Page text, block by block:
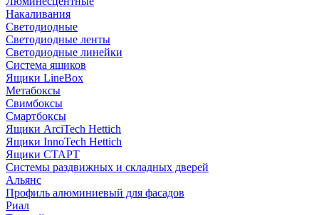
Накаливания
Светодиодные
Светодиодные ленты
Светодиодные линейки
Система ящиков
Ящики LineBox
Метабоксы
Свимбоксы
Смартбоксы
Ящики ArciTech Hettich
Ящики InnoTech Hettich
Ящики СТАРТ
Системы раздвижных и складных дверей
Альянс
Профиль алюминиевый для фасадов
Риал